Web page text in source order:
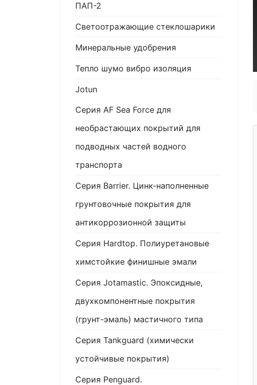
ПАП-2
Светоотражающие стеклошарики
Минеральные удобрения
Тепло шумо вибро изоляция
Jotun
Серия AF Sea Force для
необрастающих покрытий для
подводных частей водного
транспорта
Серия Barrier. Цинк-наполненные
грунтовочные покрытия для
антикоррозионной защиты
Серия Hardtop. Полиуретановые
химстойкие финишные эмали
Серия Jotamastic. Эпоксидные,
двухкомпонентные покрытия
(грунт-эмаль) мастичного типа
Серия Tankguard (химически
устойчивые покрытия)
Серия Penguard.